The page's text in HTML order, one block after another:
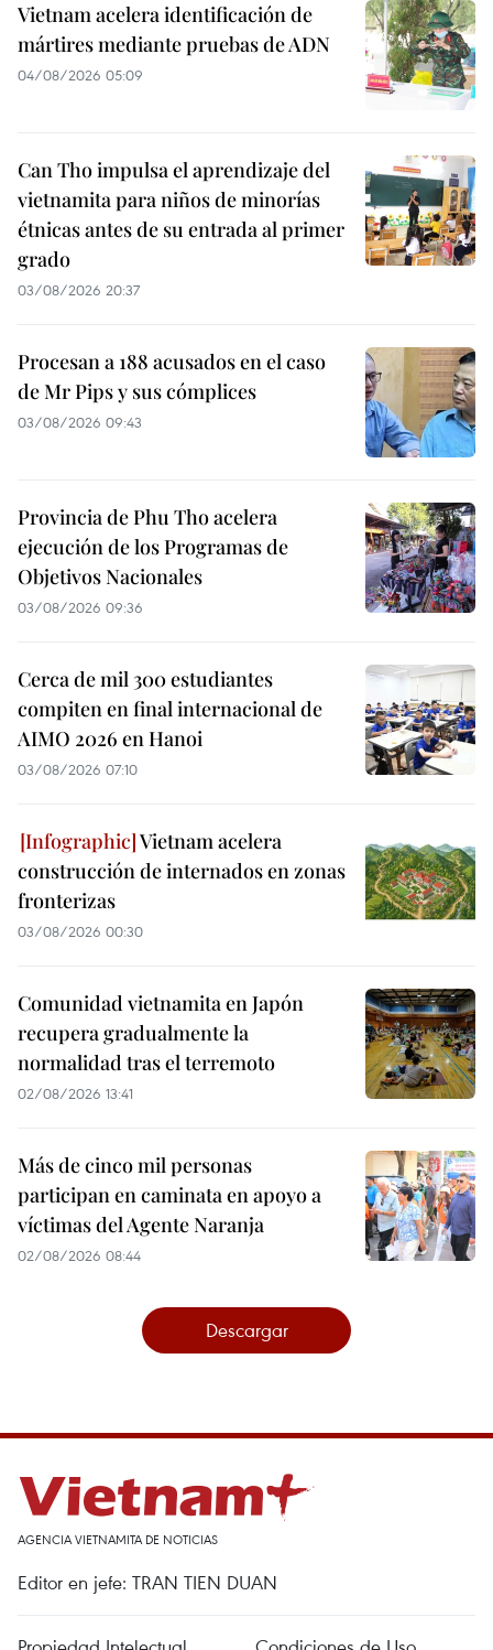
Vietnam acelera identificación de
mártires mediante pruebas de ADN
04/08/2026 05:09
Can Tho impulsa el aprendizaje del
vietnamita para niños de minorías
étnicas antes de su entrada al primer
grado
03/08/2026 20:37
Procesan a 188 acusados en el caso
de Mr Pips y sus cómplices
03/08/2026 09:43
Provincia de Phu Tho acelera
ejecución de los Programas de
Objetivos Nacionales
03/08/2026 09:36
Cerca de mil 300 estudiantes
compiten en final internacional de
AIMO 2026 en Hanoi
03/08/2026 07:10
Vietnam acelera
construcción de internados en zonas
fronterizas
03/08/2026 00:30
Comunidad vietnamita en Japón
recupera gradualmente la
normalidad tras el terremoto
02/08/2026 13:41
Más de cinco mil personas
participan en caminata en apoyo a
víctimas del Agente Naranja
02/08/2026 08:44
Descargar
AGENCIA VIETNAMITA DE NOTICIAS
Editor en jefe: TRAN TIEN DUAN